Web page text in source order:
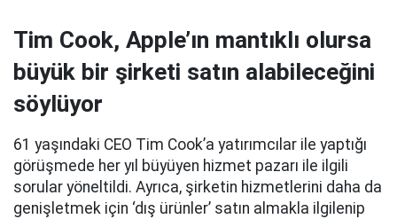
Tim Cook, Apple’ın mantıklı olursa
büyük bir şirketi satın alabileceğini
söylüyor
61 yaşındaki CEO Tim Cook’a yatırımcılar ile yaptığı
görüşmede her yıl büyüyen hizmet pazarı ile ilgili
sorular yöneltildi. Ayrıca, şirketin hizmetlerini daha da
genişletmek için ‘dış ürünler’ satın almakla ilgilenip